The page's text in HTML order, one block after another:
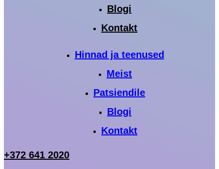
Blogi
Kontakt
Hinnad ja teenused
Meist
Patsiendile
Blogi
Kontakt
+372 641 2020